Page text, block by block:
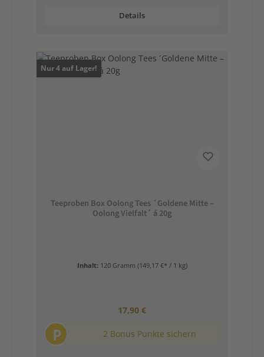
Details
Nur 4 auf Lager!
Teeproben Box Oolong Tees ´Goldene Mitte –
Oolong Vielfalt´ á 20g
Inhalt: 120 Gramm (149,17 €* / 1 kg)
Regulärer Preis:
17,90 €
P 2 Bonus Punkte sichern